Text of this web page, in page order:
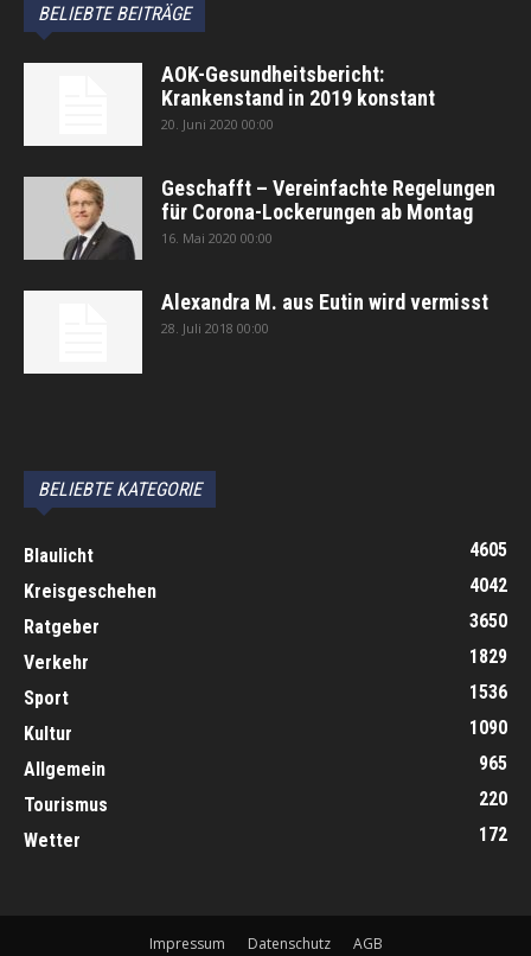
BELIEBTE BEITRÄGE
AOK-Gesundheitsbericht:
Krankenstand in 2019 konstant
20. Juni 2020 00:00
Geschafft – Vereinfachte Regelungen
für Corona-Lockerungen ab Montag
16. Mai 2020 00:00
Alexandra M. aus Eutin wird vermisst
28. Juli 2018 00:00
BELIEBTE KATEGORIE
Blaulicht
4605
Kreisgeschehen
4042
Ratgeber
3650
Verkehr
1829
Sport
1536
Kultur
1090
Allgemein
965
Tourismus
220
Wetter
172
Impressum Datenschutz AGB